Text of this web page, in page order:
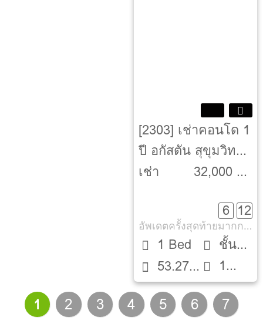
[2303] เช่าคอนโด 1
ปี อกัสตัน สุขุมวิท
22 [Aguston
เช่า
32,000 ฿ -
6 12
อัพเดตครั้งสุดท้ายมากกว่า 30 วัน
1 Bed
53.27
ตรม.
ชั้น
11 1
ห้องน้ำ
1 2 3 4 5 6 7